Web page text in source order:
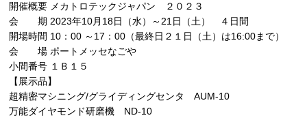
開催概要 メカトロテックジャパン ２０２３
会 期 2023年10月18日（水）～21日（土） ４日間
開場時間 10：00 ～17：00（最終日２１日（土）は16:00まで）
会 場 ポートメッセなごや
小間番号 １Ｂ１５
【展示品】
超精密マシニング/グライディングセンタ AUM-10
万能ダイヤモンド研磨機 ND-10